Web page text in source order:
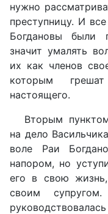
нужно
преступницу. И
Богдановы были
значит умалять
их как членов
которым
настоящего.
Вторым
на дело
воле Раи
напором, но
его в свою
своим